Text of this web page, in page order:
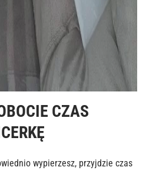
CZAS
wypierzesz, przyjdzie czas